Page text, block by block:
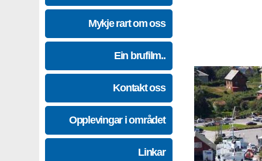
Mykje rart om oss
Ein brufilm..
Kontakt oss
Opplevingar i området
Linkar